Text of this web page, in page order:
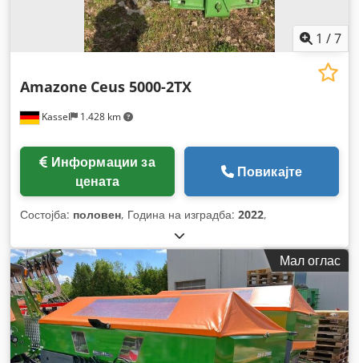
1 /7
Kassel 1.428 km
Amazone Ceus 5000-2TX
цената
Повикајте
Состојба: половен, Година на изградба: 2022,
Мал оглас